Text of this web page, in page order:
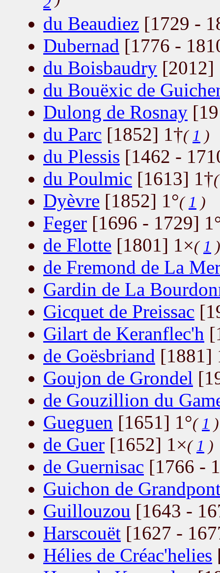
du Beaudiez [1729 -
Dubernad [1776 -
du Boisbaudry [2012]
du Bouëxic de
Dulong de Rosnay
du Parc [1852] 1†( 1 )
du Plessis [1462 -
du Poulmic [1613] 1†
Dyèvre [1852] 1°( 1 )
Feger [1696 - 1729]
de Flotte [1801] 1×( 1 )
de Fremond de La
Gardin de La
Gicquet de Preissac
Gilart de Keranflec'h
de Goësbriand [1881]
Goujon de Grondel
de Gouzillion du
Gueguen [1651] 1°( 1 )
de Guer [1652] 1×( 1 )
de Guernisac [1766 -
Guichon de
Guillouzou [1643 -
Harscouët [1627 -
Hélies de Créac'helies